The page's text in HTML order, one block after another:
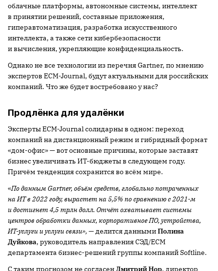
облачные платформы, автономные системы, интеллект
в принятии решений, составные приложения,
гиперавтоматизация, разработка искусственного
интеллекта, а также сети кибербезопасности
и вычисления, укрепляющие конфиденциальность.
Однако не все технологии из перечня Gartner, по мнению
экспертов ECM-Journal, будут актуальными для российских
компаний. Что же будет востребовано у нас?
Продлёнка для удалёнки
Эксперты ECM-Journal солидарны в одном: переход
компаний на дистанционный режим и гибридный формат
«дом-офис» — вот основные причины, которые заставят
бизнес увеличивать ИТ-бюджеты в следующем году.
Причём тенденция сохранится во всём мире.
«По данным Gartner, объём средств, глобально потраченных
на ИТ в 2022 году, вырастет на 5,5% по сравнению с 2021-м
и достигнет 4,5 трлн долл. Отчёт охватывает системы
центров обработки данных, корпоративное ПО, устройства,
ИТ-услуги и услуги связи», — делится даннымиПолина
Дуйкова, руководитель направления СЭД/ECM
департамента бизнес-решений группы компаний Softline.
С таким прогнозом не согласен Дмитрий Нор, директор